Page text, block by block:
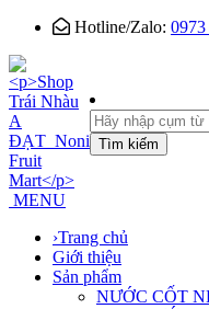
Hotline/Zalo:
Tìm kiếm
MENU
›Trang chủ
Giới thiệu
Sản phẩm
NƯỚC CỐT